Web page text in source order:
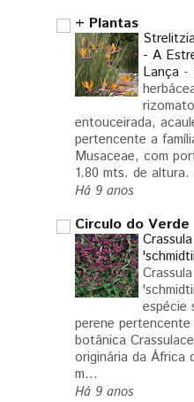
+ Plantas
- A
Lança -
entouceirada,
pertencente a
Musaceae, com
1.80 mts. de
Há 9 anos
Circulo do Verde
espécie
perene pertencente
botânica
originária da África
m...
Há 9 anos